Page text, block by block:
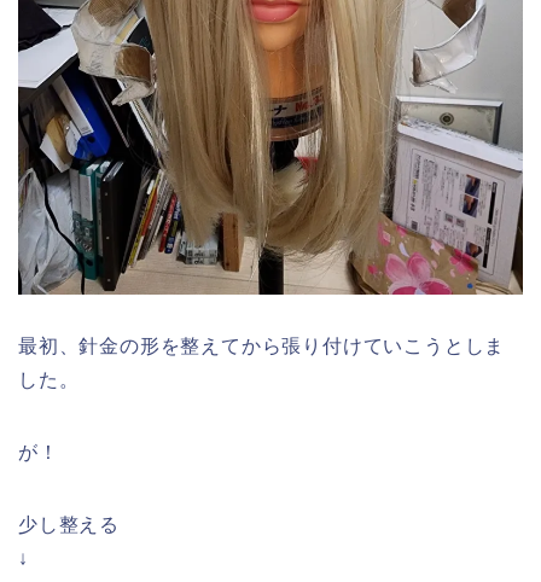
最初、針金の形を整えてから張り付けていこうとしま
した。
が！
少し整える
↓